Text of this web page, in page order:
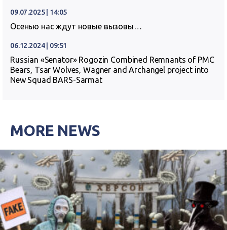
09.07.2025 | 14:05
Осенью нас ждут новые вызовы…
06.12.2024 | 09:51
Russian «Senator» Rogozin Combined Remnants of PMC
Bears, Tsar Wolves, Wagner and Archangel project into
New Squad BARS-Sarmat
MORE NEWS